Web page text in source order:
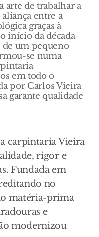
arte de trabalhar a
entre a
graças à
início da década
de um pequeno
se numa
em todo o
por Carlos Vieira
garante qualidade
carpintaria Vieira
rigor e
Fundada em
no
matéria-prima
e
modernizou